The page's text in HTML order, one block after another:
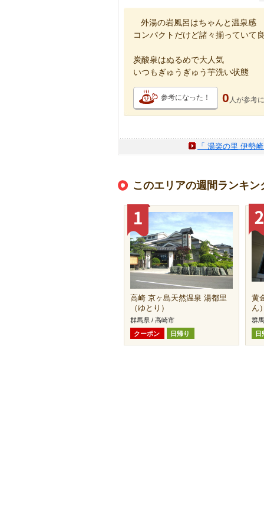
外湯の岩風呂はちゃんと温泉感
コンパクトだけど諸々揃っていて
炭酸泉はぬるめで大人気
いつもぎゅうぎゅう芋洗い状態
参考になった！ 0 人が参考
「 湯楽の里 伊勢
このエリアの週間ランキン
高崎 京ヶ島天然温泉 湯都里
（ゆとり）
群馬県 / 高崎市
クーポン
日帰り
黄
ん
群
日